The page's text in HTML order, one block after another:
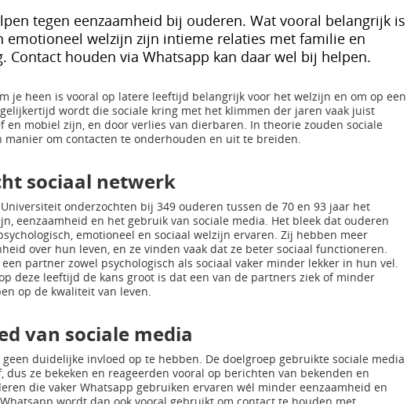
tegen eenzaamheid bij ouderen. Wat vooral belangrijk is
emotioneel welzijn zijn intieme relaties met familie en
Contact houden via Whatsapp kan daar wel bij helpen.
je heen is vooral op latere leeftijd belangrijk voor het welzijn en om op een
wordt die sociale kring met het klimmen der jaren vaak juist
mobiel zijn, en door verlies van dierbaren. In theorie zouden sociale
om contacten te onderhouden en uit te breiden.
sociaal netwerk
onderzochten bij 349 ouderen tussen de 70 en 93 jaar het
eenzaamheid en het gebruik van sociale media. Het bleek dat ouderen
emotioneel en sociaal welzijn ervaren. Zij hebben meer
over hun leven, en ze vinden vaak dat ze beter sociaal functioneren.
partner zowel psychologisch als sociaal vaker minder lekker in hun vel.
deze leeftijd de kans groot is dat een van de partners ziek of minder
op de kwaliteit van leven.
van sociale media
duidelijke invloed op te hebben. De doelgroep gebruikte sociale media
dus ze bekeken en reageerden vooral op berichten van bekenden en
die vaker Whatsapp gebruiken ervaren wél minder eenzaamheid en